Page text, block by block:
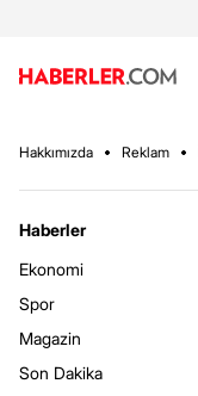
Hakkımızda Reklam
Haberler
Ekonomi
Spor
Magazin
Son Dakika